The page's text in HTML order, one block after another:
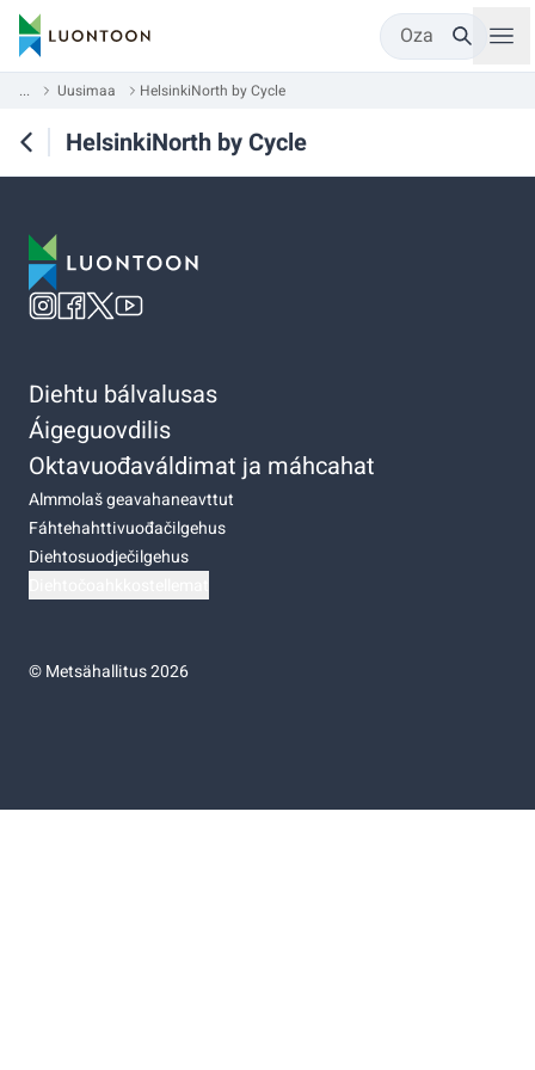
Oza
... Uusimaa HelsinkiNorth by Cycle
HelsinkiNorth by Cycle
Diehtu bálvalusas
Áigeguovdilis
Oktavuođaváldimat ja máhcahat
Almmolaš geavahaneavttut
Fáhtehahttivuođačilgehus
Diehtosuodječilgehus
©Metsähallitus 2026